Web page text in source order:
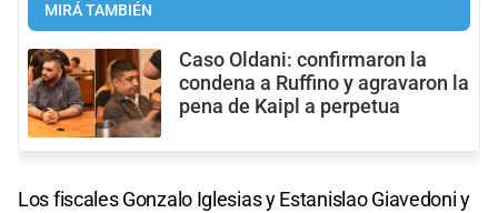
MIRÁ TAMBIÉN
Caso Oldani: confirmaron la
condena a Ruffino y agravaron la
pena de Kaipl a perpetua
Los fiscales Gonzalo Iglesias y Estanislao Giavedoni y